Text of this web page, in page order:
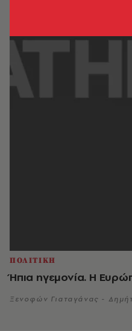
ΠΟΛΙΤΙΚΗ
Ήπια ηγεμονία. Η
Ξενοφών Γιαταγάνας -